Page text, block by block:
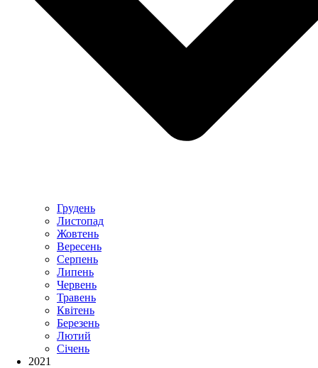
Грудень
Листопад
Жовтень
Вересень
Серпень
Липень
Червень
Травень
Квітень
Березень
Лютий
Січень
2021